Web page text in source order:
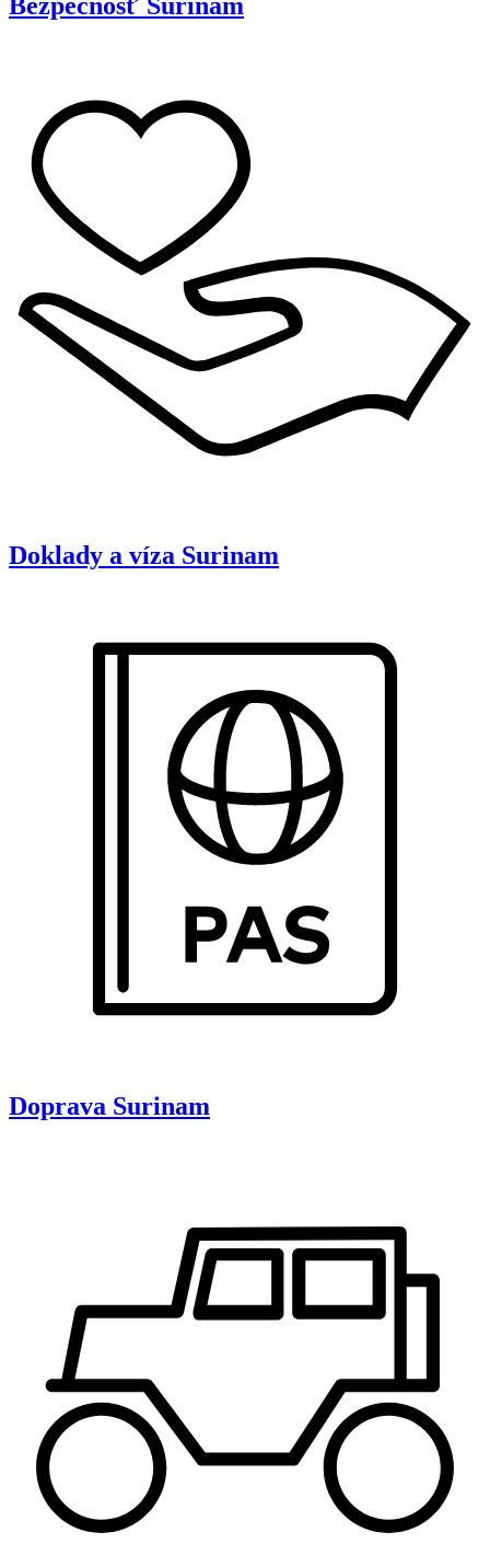
Doklady a víza Surinam
Doprava Surinam